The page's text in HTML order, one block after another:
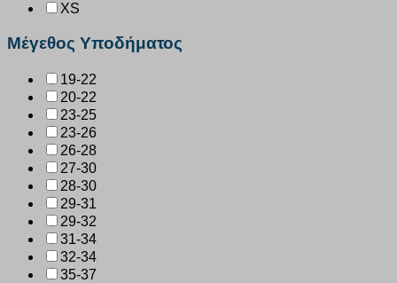
XS
Μέγεθος Υποδήματος
19-22
20-22
23-25
23-26
26-28
27-30
28-30
29-31
29-32
31-34
32-34
35-37